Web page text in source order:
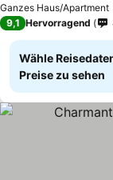
Ganzes Haus/Apartment
9,1 Hervorragend
Wähle
Preise zu sehen